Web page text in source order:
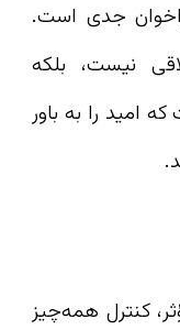
جدی است.
نیست، بلکه
امید را به باور
کنترل همه‌چیز